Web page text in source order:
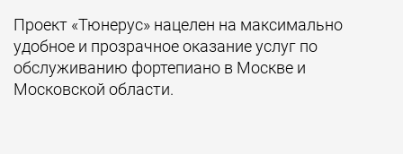
Проект «Тюнерус» нацелен на максимально
удобное и прозрачное оказание услуг по
обслуживанию фортепиано в Москве и
Московской области.